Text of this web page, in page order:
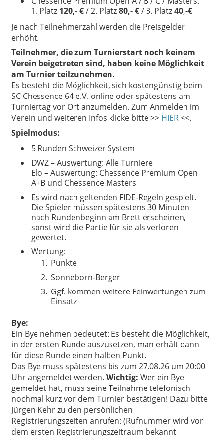
1. Platz 120,- €/ 2. Platz80,- €/ 3. Platz40,-€
Je nach Teilnehmerzahl werden die Preisgelder
erhöht.
Teilnehmer, die zum Turnierstart noch keinem
Verein beigetreten sind, haben keine Möglichkeit
am Turnier teilzunehmen.
Es besteht die Möglichkeit, sich kostengünstig beim
SC Chessence 64 e.V. online oder spätestens am
Turniertag vor Ort anzumelden. Zum Anmelden im
Verein und weiteren Infos klicke bitte >> HIER<<.
Spielmodus:
5 Runden Schweizer System
DWZ – Auswertung: Alle Turniere
Elo – Auswertung: Chessence Premium Open
A+B und Chessence Masters
Es wird nach geltenden FIDE-Regeln gespielt.
Die Spieler müssen spätestens 30 Minuten
nach Rundenbeginn am Brett erscheinen,
sonst wird die Partie für sie als verloren
gewertet.
Wertung:
Punkte
Sonneborn-Berger
Ggf. kommen weitere Feinwertungen zum
Einsatz
Bye:
Ein Bye nehmen bedeutet: Es besteht die Möglichkeit,
in der ersten Runde auszusetzen, man erhält dann
für diese Runde einen halben Punkt.
Das Bye muss spätestens bis zum 27.08.26 um 20:00
Uhr angemeldet werden. Wichtig: Wer ein Bye
gemeldet hat, muss seine Teilnahme telefonisch
nochmal kurz vor dem Turnier bestätigen! Dazu bitte
Jürgen Kehr zu den persönlichen
Registrierungszeiten anrufen: (Rufnummer wird vor
dem ersten Registrierungszeitraum bekannt